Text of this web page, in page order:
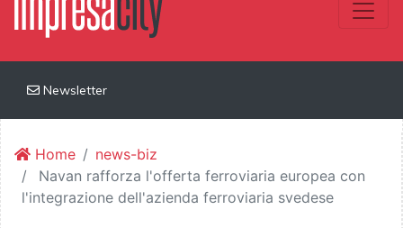
Newsletter
Home
news-biz
Navan rafforza l'offerta ferroviaria europea con
l'integrazione dell'azienda ferroviaria svedese